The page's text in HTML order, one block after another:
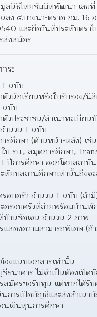
มูลนิธิไทยซัมมิทพัฒนา เลข
ลง ๔.บางนา-ตราด กม. 16
และยึดวันที่ประทับตรา
ส่งสมัคร
ร:
1 ฉบับ
ตัวนักเรียนหรือใบรับรอง/นิ
ฉบับ
ตัวประชาชน/สำเนาทะเบียน
ำนวน 1 ฉบับ
รศึกษา (ด้านหน้า-หลัง) เช่
บ รบ., สมุดการศึกษา,
ปีการศึกษา ออกโดยสถาบั
ทัยบสถานศึกษาเท่านั้นถึง
อบครัว จำนวน 1 ฉบับ (ถ้า
ครอบครัวที่ถ่ายพร้อมบ้านพั
บ้านชัดเจน จำนวน 2 ภาพ
แสดงความสามารถพิเศษ (ถ้
องแนบเอกสารเท่านั้น
นาคาร ไม่จำเป็นต้องเปิด
สมัครขอรับทุน แต่หากได้รับ
การเปิดบัญชีและส่งสำเนา
นเงินทุนการศึกษา